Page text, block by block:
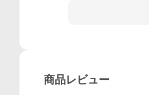
商品レビュー